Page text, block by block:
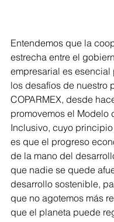
Entendemos que la
estrecha entre el
empresarial es esencial
los desafíos de nuestro
COPARMEX, desde
promovemos el Modelo
Inclusivo, cuyo
es que el progreso
de la mano del
que nadie se quede
desarrollo sostenible,
que no agotemos más
que el planeta puede